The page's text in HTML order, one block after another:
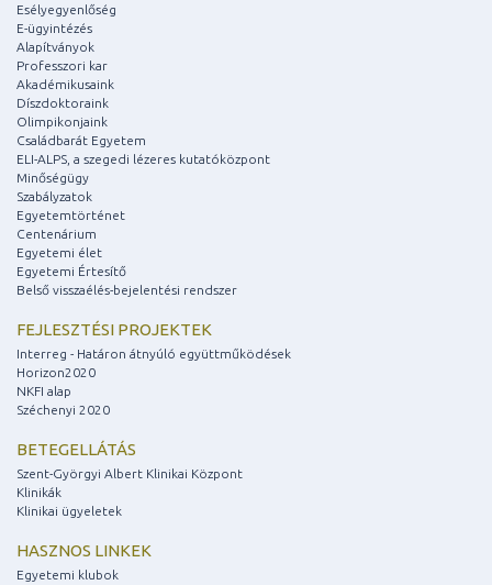
Esélyegyenlőség
E-ügyintézés
Alapítványok
Professzori kar
Akadémikusaink
Díszdoktoraink
Olimpikonjaink
Családbarát Egyetem
ELI-ALPS, a szegedi lézeres kutatóközpont
Minőségügy
Szabályzatok
Egyetemtörténet
Centenárium
Egyetemi élet
Egyetemi Értesítő
Belső visszaélés-bejelentési rendszer
FEJLESZTÉSI PROJEKTEK
Interreg - Határon átnyúló együttműködések
Horizon2020
NKFI alap
Széchenyi 2020
BETEGELLÁTÁS
Szent-Györgyi Albert Klinikai Központ
Klinikák
Klinikai ügyeletek
HASZNOS LINKEK
Egyetemi klubok